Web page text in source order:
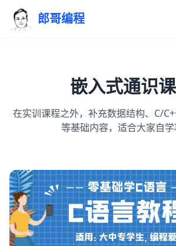
郎哥编程
嵌入式通识
在实训课程之外，补充数据结构、C/
等基础内容，适合大家自学